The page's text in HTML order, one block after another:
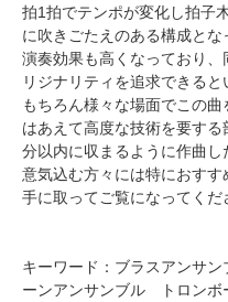
拍1拍でテンポが変化し拍子
に吹きごたえのある構成と
演奏効果も高くなっており
リジナリティを追求できると
もちろん様々な場面でこの
はあえて高度な技術を要す
分以内に収まるように作曲
意気込む方々には特におす
手に取ってご覧になってくだ
キーワード：ブラスアンサ
ーンアンサンブル トロン